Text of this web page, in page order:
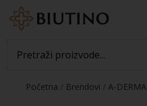
Početna / Brendovi /A-DERMA